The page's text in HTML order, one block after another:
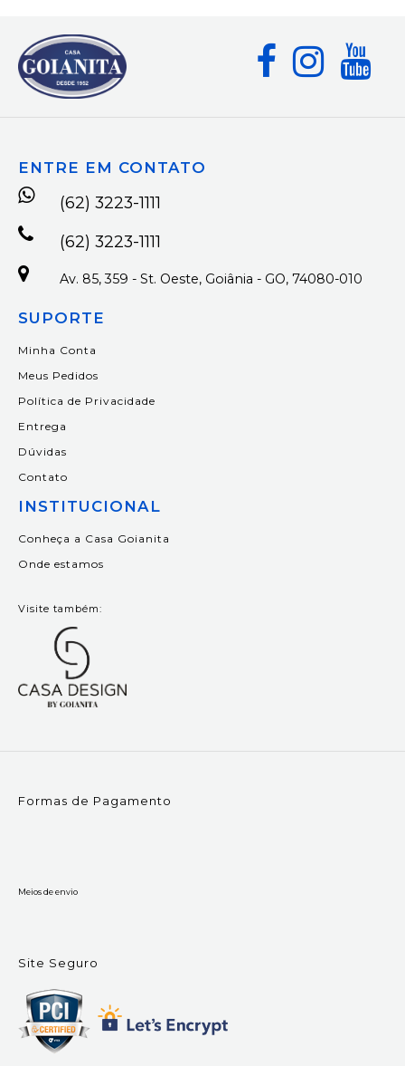
ENTRE EM CONTATO
(62) 3223-1111
(62) 3223-1111
Av. 85, 359 - St. Oeste, Goiânia - GO, 74080-010
SUPORTE
Minha Conta
Meus Pedidos
Política de Privacidade
Entrega
Dúvidas
Contato
INSTITUCIONAL
Conheça a Casa Goianita
Onde estamos
Visite também:
Formas de Pagamento
Meios de envio
Site Seguro